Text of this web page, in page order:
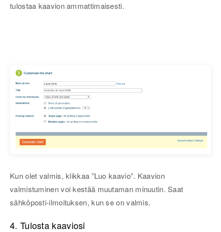
tulostaa kaavion ammattimaisesti.
Kun olet valmis, klikkaa ”Luo kaavio”. Kaavion
valmistuminen voi kestää muutaman minuutin. Saat
sähköposti-ilmoituksen, kun se on valmis.
4. Tulosta kaaviosi